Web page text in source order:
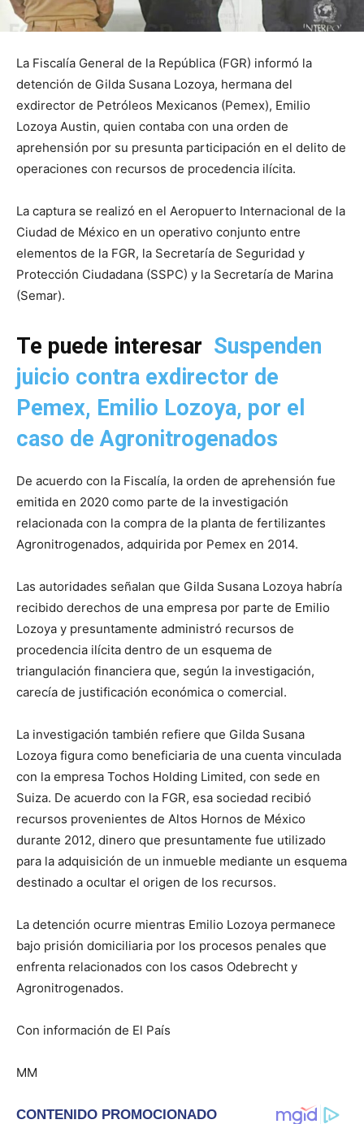
La Fiscalía General de la República (FGR) informó la
detención de Gilda Susana Lozoya, hermana del
exdirector de Petróleos Mexicanos (Pemex), Emilio
Lozoya Austin, quien contaba con una orden de
aprehensión por su presunta participación en el delito de
operaciones con recursos de procedencia ilícita.
La captura se realizó en el Aeropuerto Internacional de la
Ciudad de México en un operativo conjunto entre
elementos de la FGR, la Secretaría de Seguridad y
Protección Ciudadana (SSPC) y la Secretaría de Marina
(Semar).
Te puede interesar Suspenden
juicio contra exdirector de
Pemex, Emilio Lozoya, por el
caso de Agronitrogenados
De acuerdo con la Fiscalía, la orden de aprehensión fue
emitida en 2020 como parte de la investigación
relacionada con la compra de la planta de fertilizantes
Agronitrogenados, adquirida por Pemex en 2014.
Las autoridades señalan que Gilda Susana Lozoya habría
recibido derechos de una empresa por parte de Emilio
Lozoya y presuntamente administró recursos de
procedencia ilícita dentro de un esquema de
triangulación financiera que, según la investigación,
carecía de justificación económica o comercial.
La investigación también refiere que Gilda Susana
Lozoya figura como beneficiaria de una cuenta vinculada
con la empresa Tochos Holding Limited, con sede en
Suiza. De acuerdo con la FGR, esa sociedad recibió
recursos provenientes de Altos Hornos de México
durante 2012, dinero que presuntamente fue utilizado
para la adquisición de un inmueble mediante un esquema
destinado a ocultar el origen de los recursos.
La detención ocurre mientras Emilio Lozoya permanece
bajo prisión domiciliaria por los procesos penales que
enfrenta relacionados con los casos Odebrecht y
Agronitrogenados.
Con información de El País
MM